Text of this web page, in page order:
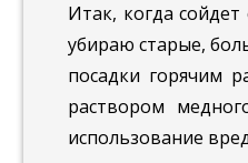
Итак, когда
убираю старые,
посадки горячим
раствором
использование